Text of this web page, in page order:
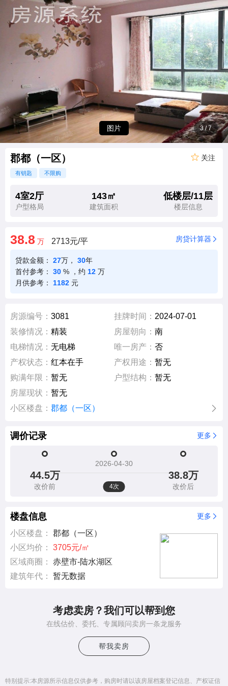
3/7
图片
关注
郡都（一区）
有钥匙 不限购
4室2厅
户型格局
143㎡
建筑面积
低楼层/11层
楼层信息
38.8 万 2713元/平 房贷计算器
贷款金额： 27万， 30年
首付参考：
30 % ，约 12 万
月供参考：
1182 元
房源编号： 3081 挂牌时间： 2024-07-01
装修情况： 精装 房屋朝向： 南
电梯情况： 无电梯 唯一房产： 否
产权状态： 红本在手 产权用途： 暂无
购满年限： 暂无 户型结构： 暂无
房屋现状： 暂无
小区楼盘： 郡都（一区）
调价记录 更多
44.5万
改价前 4次
2026-04-30
38.8万
改价后
楼盘信息 更多
小区楼盘：
郡都（一区）
小区均价：
3705元/㎡
区域商圈：
赤壁市-陆水湖区
建筑年代：
暂无数据
考虑卖房？我们可以帮到您
在线估价、委托、专属顾问卖房一条龙服务
帮我卖房
特别提示:本房源所示信息仅供参考，购房时请以该房屋档案登记信息、产权证信